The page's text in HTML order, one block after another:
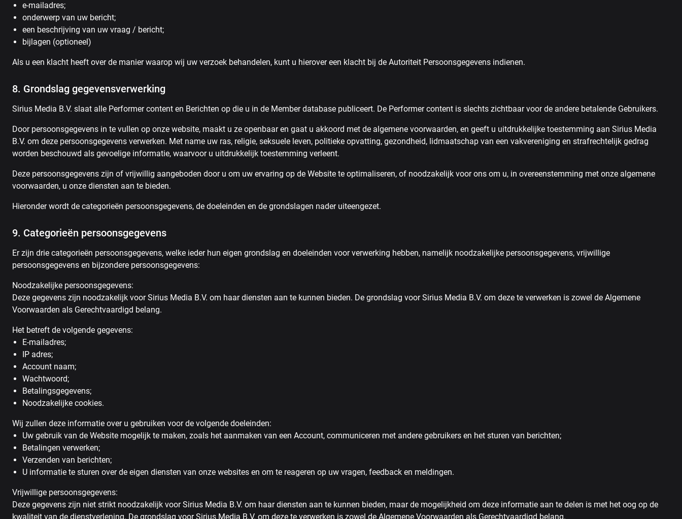
e-mailadres;
onderwerp van uw bericht;
een beschrijving van uw vraag / bericht;
bijlagen (optioneel)
Als u een klacht heeft over de manier waarop wij uw verzoek behandelen, kunt u hierover een klacht bij de Autoriteit Persoonsgegevens indienen.
8. Grondslag gegevensverwerking
Sirius Media B.V. slaat alle Performer content en Berichten op die u in de Member database publiceert. De Performer content is slechts zichtbaar voor de andere betalende Gebruikers.
Door persoonsgegevens in te vullen op onze website, maakt u ze openbaar en gaat u akkoord met de algemene voorwaarden, en geeft u uitdrukkelijke toestemming aan Sirius Media
B.V. om deze persoonsgegevens verwerken. Met name uw ras, religie, seksuele leven, politieke opvatting, gezondheid, lidmaatschap van een vakvereniging en strafrechtelijk gedrag
worden beschouwd als gevoelige informatie, waarvoor u uitdrukkelijk toestemming verleent.
Deze persoonsgegevens zijn of vrijwillig aangeboden door u om uw ervaring op de Website te optimaliseren, of noodzakelijk voor ons om u, in overeenstemming met onze algemene
voorwaarden, u onze diensten aan te bieden.
Hieronder wordt de categorieën persoonsgegevens, de doeleinden en de grondslagen nader uiteengezet.
9. Categorieën persoonsgegevens
Er zijn drie categorieën persoonsgegevens, welke ieder hun eigen grondslag en doeleinden voor verwerking hebben, namelijk noodzakelijke persoonsgegevens, vrijwillige
persoonsgegevens en bijzondere persoonsgegevens:
Noodzakelijke persoonsgegevens:
Deze gegevens zijn noodzakelijk voor Sirius Media B.V. om haar diensten aan te kunnen bieden. De grondslag voor Sirius Media B.V. om deze te verwerken is zowel de Algemene
Voorwaarden als Gerechtvaardigd belang.
Het betreft de volgende gegevens:
E-mailadres;
IP adres;
Account naam;
Wachtwoord;
Betalingsgegevens;
Noodzakelijke cookies.
Wij zullen deze informatie over u gebruiken voor de volgende doeleinden:
Uw gebruik van de Website mogelijk te maken, zoals het aanmaken van een Account, communiceren met andere gebruikers en het sturen van berichten;
Betalingen verwerken;
Verzenden van berichten;
U informatie te sturen over de eigen diensten van onze websites en om te reageren op uw vragen, feedback en meldingen.
Vrijwillige persoonsgegevens:
Deze gegevens zijn niet strikt noodzakelijk voor Sirius Media B.V. om haar diensten aan te kunnen bieden, maar de mogelijkheid om deze informatie aan te delen is met het oog op de
kwaliteit van de dienstverlening. De grondslag voor Sirius Media B.V. om deze te verwerken is zowel de Algemene Voorwaarden als Gerechtvaardigd belang.